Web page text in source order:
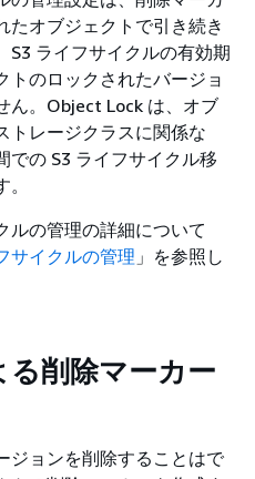
たオブジェクトで引き続き
S3 ライフサイクルの有効期
トのロックされたバージョ
ん。Object Lock は、オブ
トレージクラスに関係な
での S3 ライフサイクル移
ルの管理の詳細について
サイクルの管理 」を参照し
削除マーカー
ジョンを削除することはで